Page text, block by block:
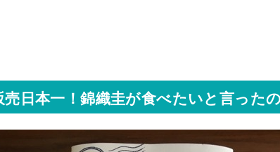
日本一！錦織圭が食べたいと言った